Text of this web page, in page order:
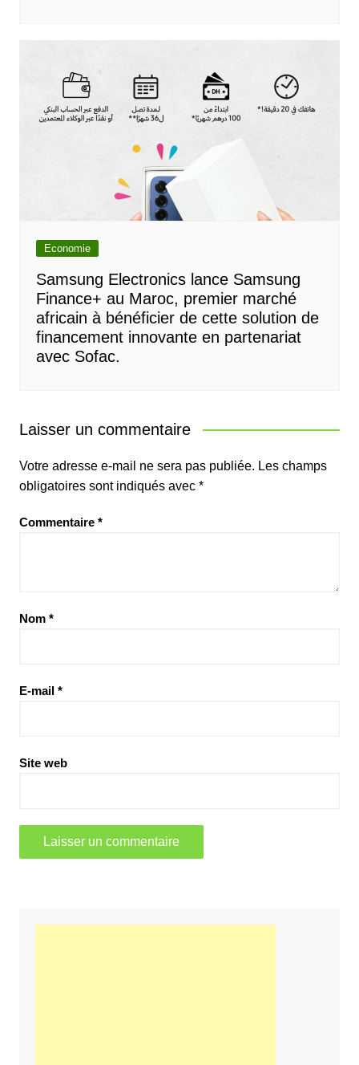
Economie
Samsung Electronics lance Samsung
Finance+ au Maroc, premier marché
africain à bénéficier de cette solution de
financement innovante en partenariat
avec Sofac.
Laisser un commentaire
Votre adresse e-mail ne sera pas publiée. Les champs
obligatoires sont indiqués avec *
Commentaire *
Nom *
E-mail *
Site web